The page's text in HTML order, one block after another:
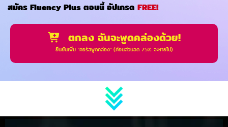
สมัคร Fluency Plus ตอนนี้ อัปเกรด FREE!
ตกลง ฉันจะพูดคล่องด้วย!
ยืนยันเพิ่ม "คอร์สพูดคล่อง" (ก่อนส่วนลด 75% จะหายไป)